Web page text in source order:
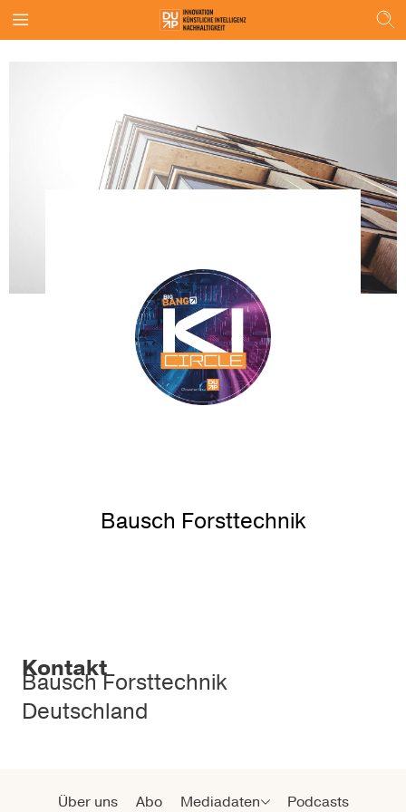
Bausch Forsttechnik
Kontakt
Bausch Forsttechnik
Deutschland
Über uns Abo Mediadaten Podcasts